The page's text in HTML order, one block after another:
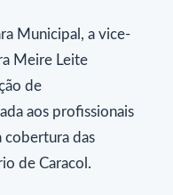
Municipal, a vice-
Meire Leite
de
aos profissionais
cobertura das
de Caracol.